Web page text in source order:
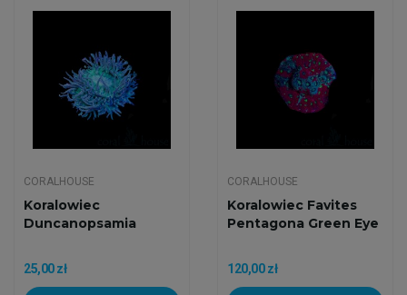
CORALHOUSE
Koralowiec
Duncanopsamia
25,00 zł
CORALHOUSE
Koralowiec Favites
Pentagona Green Eye
120,00 zł